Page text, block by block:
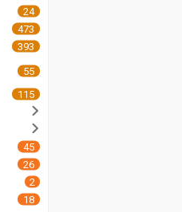
24
473
393
55
115
45
26
2
18